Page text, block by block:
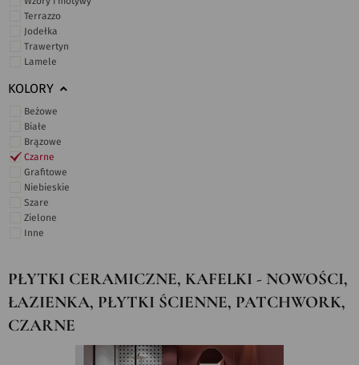
Terrazzo
Jodełka
Trawertyn
Lamele
KOLORY
Beżowe
Białe
Brązowe
Czarne
Grafitowe
Niebieskie
Szare
Zielone
Inne
PŁYTKI CERAMICZNE, KAFELKI - NOWOŚCI,
ŁAZIENKA, PŁYTKI ŚCIENNE, PATCHWORK,
CZARNE